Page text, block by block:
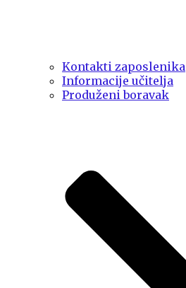
Kontakti zaposlenika
Informacije učitelja
Produženi boravak